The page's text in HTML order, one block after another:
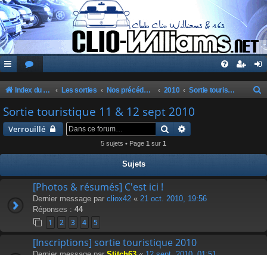
Index du forum Les sorties Nos précédentes sorties 2010 Sortie touristique 11 & 12 sept 2010
Sortie touristique 11 & 12 sept 2010
Verrouillé Rechercher
5 sujets • Page 1 sur 1
Sujets
[Photos & résumés] C'est ici !
Dernier message par cliox42 « 21 oct. 2010, 19:56
Réponses : 44
1 2 3 4 5
[Inscriptions] sortie touristique 2010